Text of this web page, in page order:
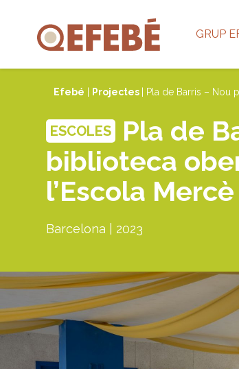
GRUP
Efebé Projectes | Pla de Barris –
ESCOLES
Pla de
biblioteca
l’Escola
Barcelona | 2023